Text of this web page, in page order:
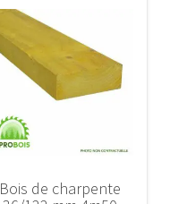
Bois de charpente